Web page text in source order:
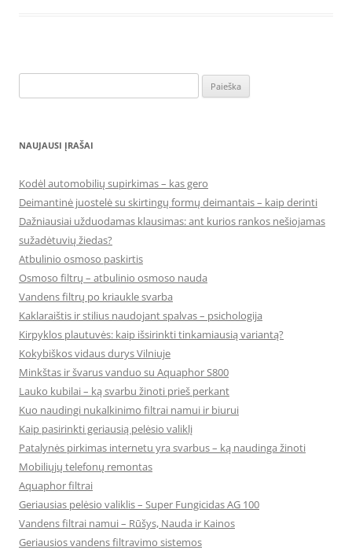
NAUJAUSI ĮRAŠAI
Kodėl automobilių supirkimas – kas gero
Deimantinė juostelė su skirtingų formų deimantais – kaip derinti
Dažniausiai užduodamas klausimas: ant kurios rankos nešiojamas
sužadėtuvių žiedas?
Atbulinio osmoso paskirtis
Osmoso filtrų – atbulinio osmoso nauda
Vandens filtrų po kriaukle svarba
Kaklaraištis ir stilius naudojant spalvas – psichologija
Kirpyklos plautuvės: kaip išsirinkti tinkamiausią variantą?
Kokybiškos vidaus durys Vilniuje
Minkštas ir švarus vanduo su Aquaphor S800
Lauko kubilai – ką svarbu žinoti prieš perkant
Kuo naudingi nukalkinimo filtrai namui ir biurui
Kaip pasirinkti geriausią pelėsio valiklį
Patalynės pirkimas internetu yra svarbus – ką naudinga žinoti
Mobiliųjų telefonų remontas
Aquaphor filtrai
Geriausias pelėsio valiklis – Super Fungicidas AG 100
Vandens filtrai namui – Rūšys, Nauda ir Kainos
Geriausios vandens filtravimo sistemos